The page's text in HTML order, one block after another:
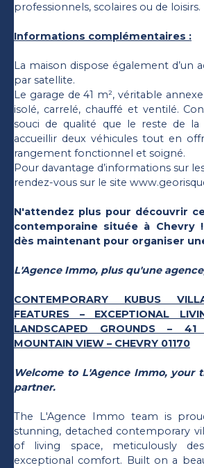
professionnels, scolaires ou de loisirs.
Informations complémentaires :
La maison dispose également d’un
par satellite.
Le garage de 41 m², véritable
isolé, carrelé, chauffé et ventilé.
souci de qualité que le reste de
accueillir deux véhicules tout en
rangement fonctionnel et soigné.
Pour davantage d’informations sur
rendez-vous sur le site
N'attendez plus pour découvrir
contemporaine située à Chevry
dès maintenant pour organiser
L'Agence Immo, plus qu'une
CONTEMPORARY KUBUS
FEATURES – EXCEPTIONAL
LANDSCAPED GROUNDS –
MOUNTAIN VIEW – CHEVRY 01170
Welcome to L'Agence Immo, your
partner.
The L'Agence Immo team is
stunning, detached contemporary
of living space, meticulously
exceptional comfort. Built on a